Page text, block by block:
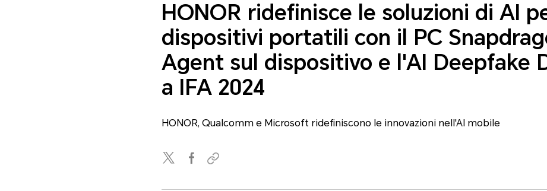
HONOR ridefinisce le soluzioni di AI
dispositivi portatili con il PC
Agent sul dispositivo e l'AI Deepfake
a IFA 2024
HONOR, Qualcomm e Microsoft ridefiniscono le innovazioni nell'AI mobile